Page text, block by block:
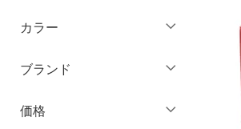
パンツ
ワンピース・ドレス
カラー
ブランド
価格